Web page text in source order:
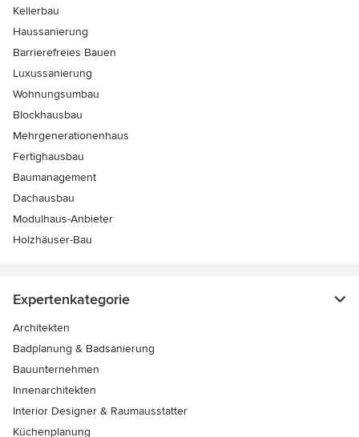
Kellerbau
Haussanierung
Barrierefreies Bauen
Luxussanierung
Wohnungsumbau
Blockhausbau
Mehrgenerationenhaus
Fertighausbau
Baumanagement
Dachausbau
Modulhaus-Anbieter
Holzhäuser-Bau
Expertenkategorie
Architekten
Badplanung & Badsanierung
Bauunternehmen
Innenarchitekten
Interior Designer & Raumausstatter
Küchenplanung